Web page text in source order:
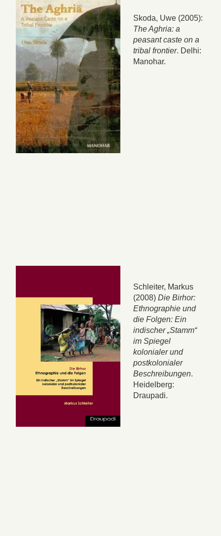
Skoda, Uwe (2005):
The Aghria: a
peasant caste on a
tribal frontier. Delhi:
Manohar.
Schleiter, Markus
(2008) Die Birhor:
Ethnographie und
die Folgen: Ein
indischer „Stamm“
im Spiegel
kolonialer und
postkolonialer
Beschreibungen.
Heidelberg:
Draupadi.